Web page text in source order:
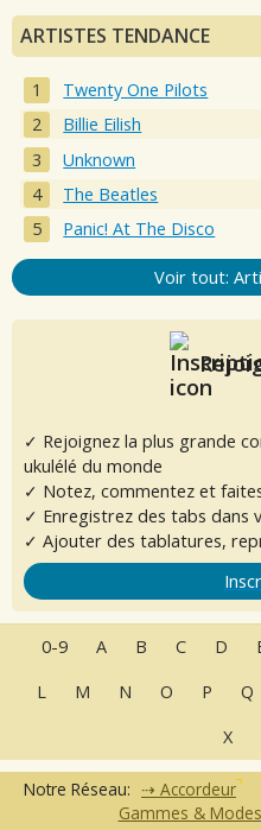
ARTISTES TENDANCE
Twenty One Pilots
Billie Eilish
Unknown
The Beatles
Panic! At The Disco
Voir tout:
✓ Rejoignez la plus grande
ukulélé du monde
✓ Notez, commentez et
✓ Enregistrez des tabs dans
✓ Ajouter des tablatures,
0-9 A B C D
L
M N O P Q
X
Notre Réseau: Accordeur
Gammes & Modes